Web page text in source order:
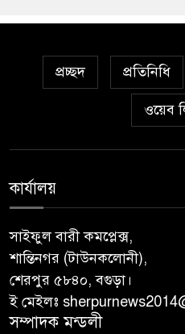
প্রচ্ছদ প্রতিনিধি
ওয়েব
কার্যালয়
সাইফুল বারী কমপ্লেক্স,
শান্তিনগর (টাউনকলোনী),
শেরপুর ৫৮৪০, বগুড়া।
ই মেইলঃ
সম্পাদক মন্ডলী